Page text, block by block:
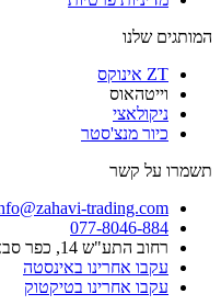
המותגים שלנו
ZT אינוקס​
וייטהאוס​
ניקולאצי
כיור מנצ'סטר​
תשמרו על קשר
info@zahavi-trading.com
077-8046-884
רחוב התע"ש 14, כפר סבא
עקבו אחרינו באינסטה
עקבו אחרינו בטיקטוק